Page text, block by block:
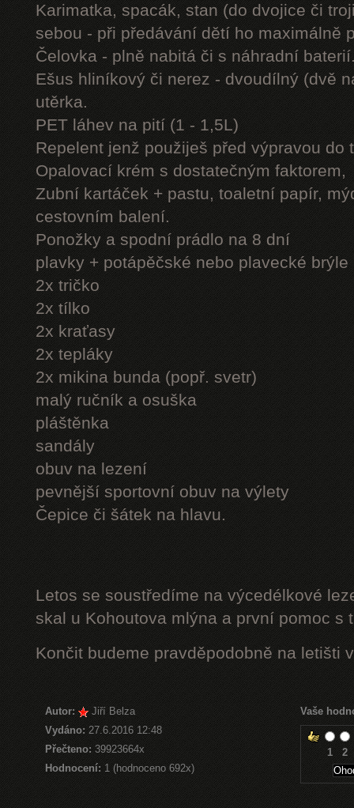
Karimatka, spacák, stan (do dvojice či
sebou - při předávání dětí ho maximálně
Čelovka - plně nabitá či s náhradní
Ešus hliníkový či nerez - dvoudílný (dvě
utěrka.
PET láhev na pití (1 - 1,5L)
Repelent jenž použiješ před výpravou do
Opalovací krém s dostatečným faktorem,
Zubní kartáček + pastu, toaletní papír,
cestovním balení.
Ponožky a spodní prádlo na 8 dní
plavky + potápěčské nebo plavecké brýle
2x tričko
2x tílko
2x kraťasy
2x tepláky
2x mikina bunda (popř. svetr)
malý ručník a osuška
pláštěnka
sandály
obuv na lezení
pevnější sportovní obuv na výlety
Čepice či šátek na hlavu.
Letos se soustředíme na výcedélkové
skal u Kohoutova mlýna a první pomoc s
Končit budeme pravděpodobně na letišti
Autor:
Jiří Belza
Vydáno: 27.6.2016 12:48
Přečteno:39923664x
Hodnocení: 1 (hodnoceno 692x)
Vaše
1 2